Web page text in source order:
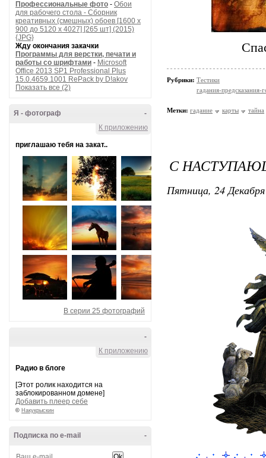
Профессиональные фото - Обои
для рабочего стола - Сборник
креативных (смешных) обоев [1600 x
900 до 5120 x 4027] [265 шт] (2015)
{JPG}
Жду окончания закачки
Программы для верстки, печати и
работы со шрифтами - Microsoft
Office 2013 SP1 Professional Plus
15.0.4659.1001 RePack by D!akov
Показать все (2)
-
Я - фотограф
К приложению
приглашаю тебя на закат..
В серии 25 фотографий
-
К приложению
Радио в блоге
[Этот ролик находится на
заблокированном домене]
Добавить плеер себе
© Накукрыскин
-
Подписка по e-mail
Рубрики: Тестики
гадания-предсказания-
Метки: гадание карты тайна
С
Пятница, 24